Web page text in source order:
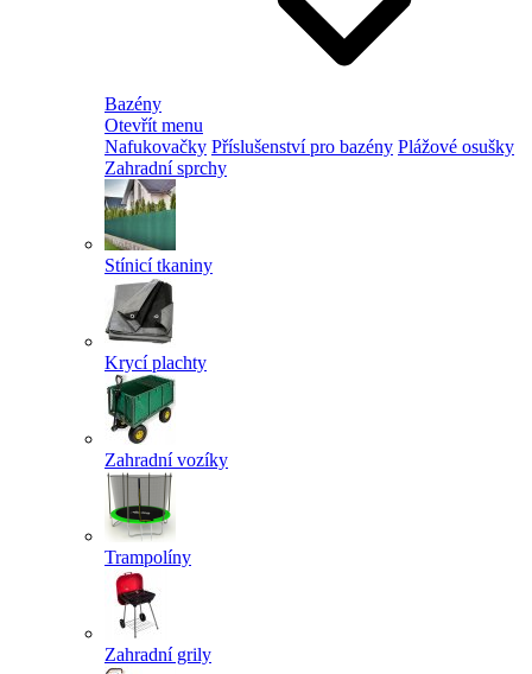
Bazény
Otevřít menu
Nafukovačky Příslušenství pro bazény Plážové osušky
Zahradní sprchy
Stínicí tkaniny
Krycí plachty
Zahradní vozíky
Trampolíny
Zahradní grily